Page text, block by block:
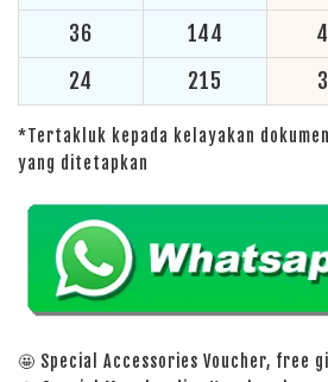
36
144
24
215
*Tertakluk kepada kelayakan
yang ditetapkan
🤩 Special Accessories Voucher, free